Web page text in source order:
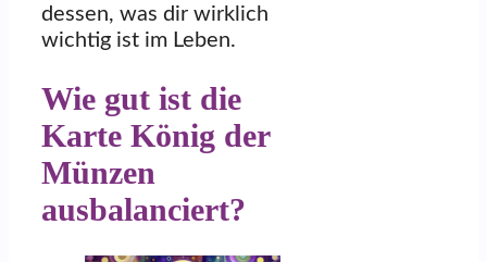
dessen, was dir wirklich
wichtig ist im Leben.
Wie gut ist die
Karte König der
Münzen
ausbalanciert?